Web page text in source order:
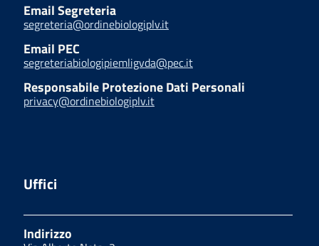
Email Segreteria
segreteria@ordinebiologiplv.it
Email PEC
segreteriabiologipiemligvda@pec.it
Responsabile Protezione Dati Personali
privacy@ordinebiologiplv.it
Uffici
Indirizzo